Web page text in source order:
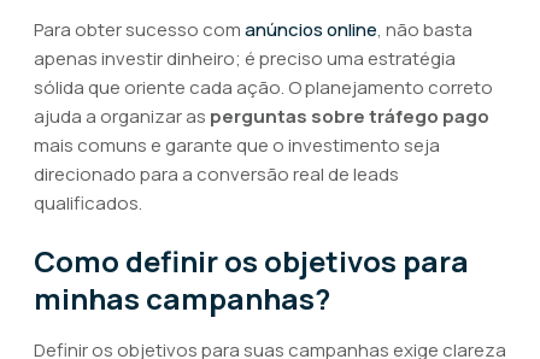
Para obter sucesso comanúncios online, não basta
apenas investir dinheiro; é preciso uma estratégia
sólida que oriente cada ação. O planejamento correto
ajuda a organizar as perguntas sobre tráfego pago
mais comuns e garante que o investimento seja
direcionado para a conversão real de leads
qualificados.
Como definir os objetivos para
minhas campanhas?
Definir os objetivos para suas campanhas exige clareza